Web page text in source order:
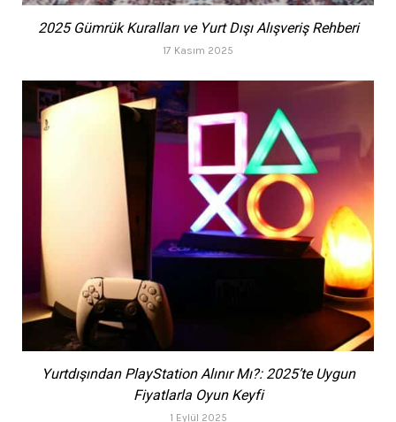
2025 Gümrük Kuralları ve Yurt Dışı Alışveriş Rehberi
17 Kasım 2025
Yurtdışından PlayStation Alınır Mı?: 2025’te Uygun
Fiyatlarla Oyun Keyfi
1 Eylül 2025